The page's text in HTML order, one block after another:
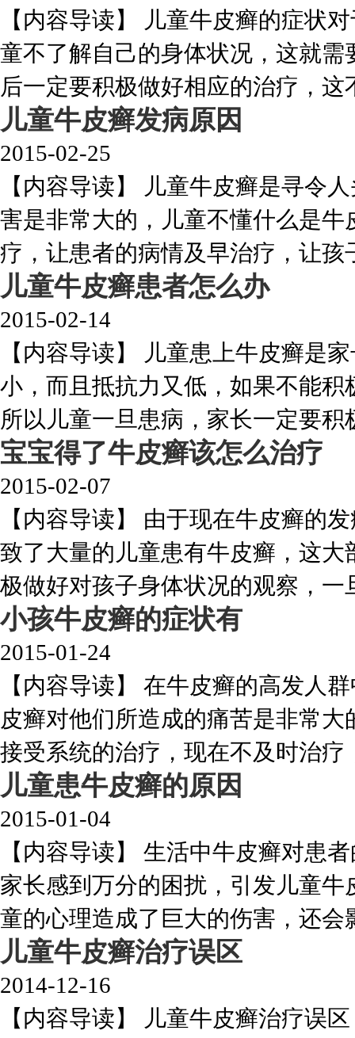
【内容导读】 儿童牛皮癣的症状
童不了解自己的身体状况，这就
后一定要积极做好相应的治疗，
儿童牛皮癣发病原因
2015-02-25
【内容导读】 儿童牛皮癣是寻令
害是非常大的，儿童不懂什么是
疗，让患者的病情及早治疗，让
儿童牛皮癣患者怎么办
2015-02-14
【内容导读】 儿童患上牛皮癣是
小，而且抵抗力又低，如果不能
所以儿童一旦患病，家长一定要
宝宝得了牛皮癣该怎么治疗
2015-02-07
【内容导读】 由于现在牛皮癣的
致了大量的儿童患有牛皮癣，这
极做好对孩子身体状况的观察，
小孩牛皮癣的症状有
2015-01-24
【内容导读】 在牛皮癣的高发人
皮癣对他们所造成的痛苦是非常
接受系统的治疗，现在不及时治
儿童患牛皮癣的原因
2015-01-04
【内容导读】 生活中牛皮癣对患
家长感到万分的困扰，引发儿童
童的心理造成了巨大的伤害，还
儿童牛皮癣治疗误区
2014-12-16
【内容导读】 儿童牛皮癣治疗误